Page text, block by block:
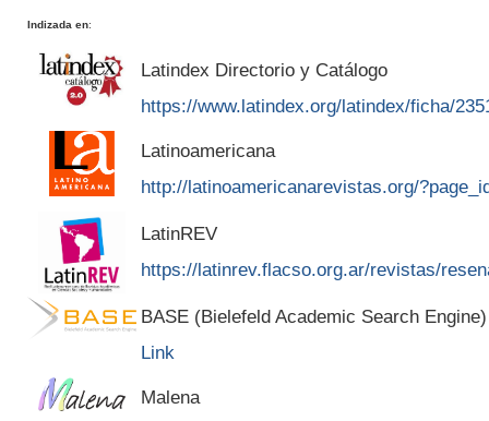
Indizada en:
Latindex Directorio y Catálogo
https://www.latindex.org/latindex/ficha/
Latinoamericana
http://latinoamericanarevistas.org/
LatinREV
https://latinrev.flacso.org.ar/revistas/
BASE (Bielefeld Academic Search Engine)
Link
Malena